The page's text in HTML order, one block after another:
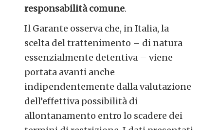
responsabilità comune.
Il Garante osserva che, in Italia, la
scelta del trattenimento – di natura
essenzialmente detentiva – viene
portata avanti anche
indipendentemente dalla valutazione
dell’effettiva possibilità di
allontanamento entro lo scadere dei